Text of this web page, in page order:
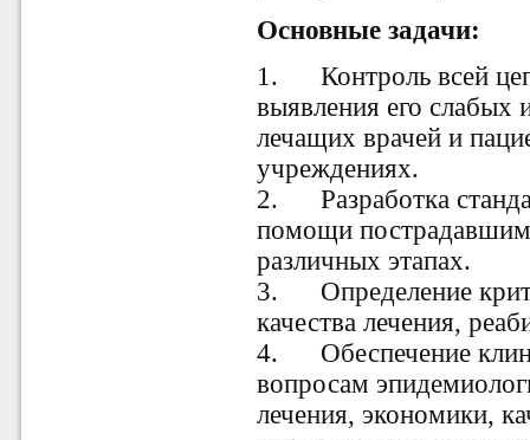
Основные задачи:
1. Контроль всей
выявления его слабых
лечащих врачей и
учреждениях.
2. Разработка
помощи
различных этапах.
3. Определение
качества лечения,
4. Обеспечение
вопросам
лечения, экономики,